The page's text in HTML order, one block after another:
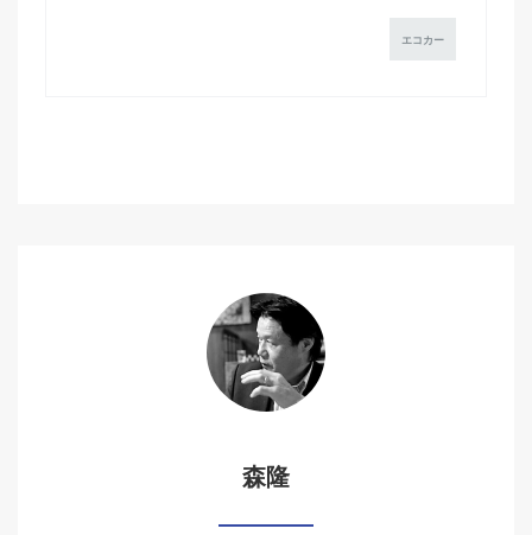
エコカー
森隆